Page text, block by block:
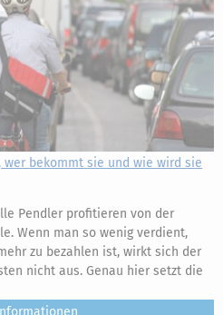
bekommt sie und wie wird sie
Pendler profitieren von der
Wenn man so wenig verdient,
zu bezahlen ist, wirkt sich der
nicht aus. Genau hier setzt die